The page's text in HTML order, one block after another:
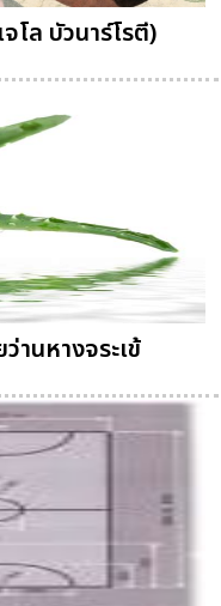
โล บัวนาร์โรตี)
านหางจระเข้